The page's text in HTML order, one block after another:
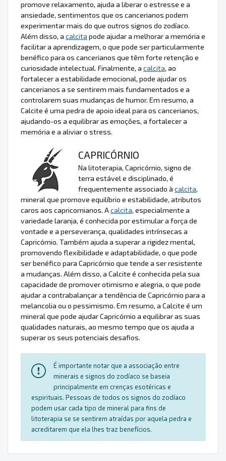
promove relaxamento, ajuda a liberar o estresse e a
ansiedade, sentimentos que os cancerianos podem
experimentar mais do que outros signos do zodíaco.
Além disso, a calcita pode ajudar a melhorar a memória e
facilitar a aprendizagem, o que pode ser particularmente
benéfico para os cancerianos que têm forte retenção e
curiosidade intelectual. Finalmente, a calcita, ao
fortalecer a estabilidade emocional, pode ajudar os
cancerianos a se sentirem mais fundamentados e a
controlarem suas mudanças de humor. Em resumo, a
Calcite é uma pedra de apoio ideal para os cancerianos,
ajudando-os a equilibrar as emoções, a fortalecer a
memória e a aliviar o stress.
CAPRICÓRNIO
Na litoterapia, Capricórnio, signo de
terra estável e disciplinado, é
frequentemente associado à calcita,
mineral que promove equilíbrio e estabilidade, atributos
caros aos capricornianos. Acalcita, especialmente a
variedade laranja, é conhecida por estimular a força de
vontade e a perseverança, qualidades intrínsecas a
Capricórnio. Também ajuda a superar a rigidez mental,
promovendo flexibilidade e adaptabilidade, o que pode
ser benéfico para Capricórnio que tende a ser resistente
a mudanças. Além disso, a Calcite é conhecida pela sua
capacidade de promover otimismo e alegria, o que pode
ajudar a contrabalançar a tendência de Capricórnio para a
melancolia ou o pessimismo. Em resumo, a Calcite é um
mineral que pode ajudar Capricórnio a equilibrar as suas
qualidades naturais, ao mesmo tempo que os ajuda a
superar os seus potenciais desafios.
É importante notar que a associação entre
minerais e signos do zodíaco se baseia
principalmente em crenças esotéricas e
espirituais. Pessoas de todos os signos do zodíaco
podem usar cada tipo de mineral para fins de
litoterapia se se sentirem atraídas por aquela pedra e
acreditarem que ela lhes traz benefícios.